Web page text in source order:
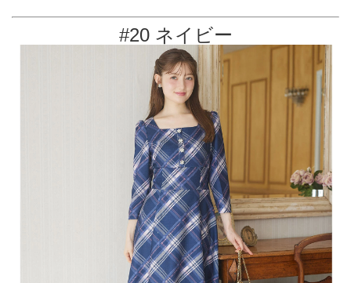
#20 ネイビー